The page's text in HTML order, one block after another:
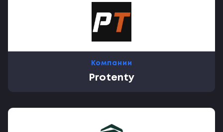
Компании
Protenty